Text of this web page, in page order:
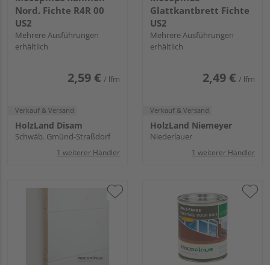
Nord. Fichte R4R 00
US2
Mehrere Ausführungen
erhältlich
2,59 € / lfm
Verkauf & Versand
HolzLand Disam
Schwäb. Gmünd-Straßdorf
1 weiterer Händler
Glattkantbrett Fichte
US2
Mehrere Ausführungen
erhältlich
2,49 € / lfm
Verkauf & Versand
HolzLand Niemeyer
Niederlauer
1 weiterer Händler